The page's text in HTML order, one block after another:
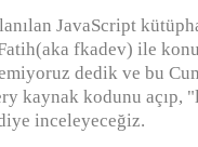
JavaScript
fkadev) ile
dedik ve bu
kaynak kodunu açıp,
inceleyeceğiz.